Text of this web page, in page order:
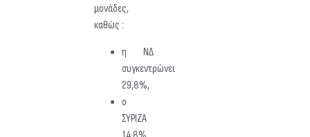
μονάδες,
καθώς :
η ΝΔ
συγκεντρώνει
29,8%,
ο
ΣΥΡΙΖΑ